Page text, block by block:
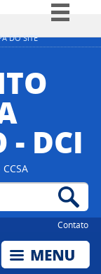
DO SITE
informação
- DCI
Contato